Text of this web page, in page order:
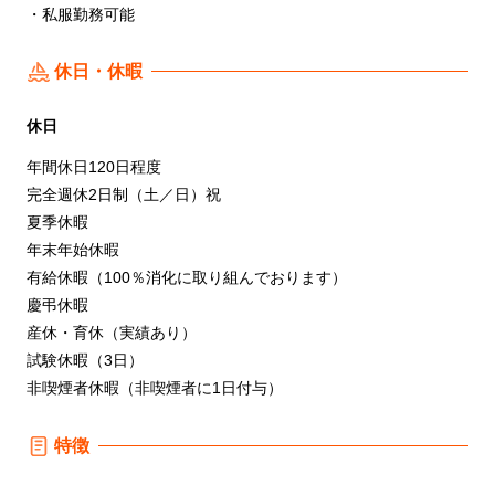
・私服勤務可能
休日・休暇
休日
年間休日120日程度
完全週休2日制（土／日）祝
夏季休暇
年末年始休暇
有給休暇（100％消化に取り組んでおります）
慶弔休暇
産休・育休（実績あり）
試験休暇（3日）
非喫煙者休暇（非喫煙者に1日付与）
特徴